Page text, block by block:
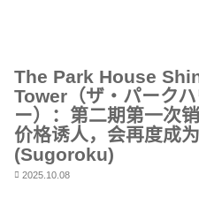
The Park House
Tower（ザ・パーク
ー）：第二期第一次
价格诱人，会再度成
(Sugoroku)
2025.10.08